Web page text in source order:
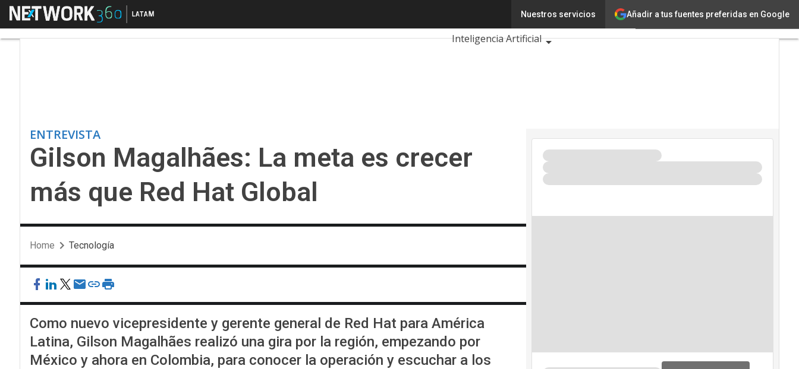
Añadir a tus fuentes preferidas en Google
Nuestros servicios
Menú Innovación
Ciencia
Inteligencia Artificial
ENTREVISTA
Gilson Magalhães: La meta es crecer
más que Red Hat Global
Home Tecnología
Como nuevo vicepresidente y gerente general de Red Hat para América
Latina, Gilson Magalhães realizó una gira por la región, empezando por
México y ahora en Colombia, para conocer la operación y escuchar a los